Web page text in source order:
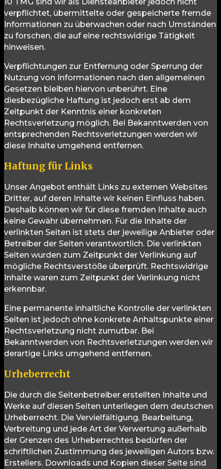
verpflichtet, übermittelte oder gespeicherte fremde
Informationen zu überwachen oder nach Umständen
zu forschen, die auf eine rechtswidrige Tätigkeit
hinweisen.
Verpflichtungen zur Entfernung oder Sperrung der
Nutzung von Informationen nach den allgemeinen
Gesetzen bleiben hiervon unberührt. Eine
diesbezügliche Haftung ist jedoch erst ab dem
Zeitpunkt der Kenntnis einer konkreten
Rechtsverletzung möglich. Bei Bekanntwerden von
entsprechenden Rechtsverletzungen werden wir
diese Inhalte umgehend entfernen.
Haftung für Links
Unser Angebot enthält Links zu externen Websites
Dritter, auf deren Inhalte wir keinen Einfluss haben.
Deshalb können wir für diese fremden Inhalte auch
keine Gewähr übernehmen. Für die Inhalte der
verlinkten Seiten ist stets der jeweilige Anbieter oder
Betreiber der Seiten verantwortlich. Die verlinkten
Seiten wurden zum Zeitpunkt der Verlinkung auf
mögliche Rechtsverstöße überprüft. Rechtswidrige
Inhalte waren zum Zeitpunkt der Verlinkung nicht
erkennbar.
Eine permanente inhaltliche Kontrolle der verlinkten
Seiten ist jedoch ohne konkrete Anhaltspunkte einer
Rechtsverletzung nicht zumutbar. Bei
Bekanntwerden von Rechtsverletzungen werden wir
derartige Links umgehend entfernen.
Urheberrecht
Die durch die Seitenbetreiber erstellten Inhalte und
Werke auf diesen Seiten unterliegen dem deutschen
Urheberrecht. Die Vervielfältigung, Bearbeitung,
Verbreitung und jede Art der Verwertung außerhalb
der Grenzen des Urheberrechtes bedürfen der
schriftlichen Zustimmung des jeweiligen Autors bzw.
Erstellers. Downloads und Kopien dieser Seite sind